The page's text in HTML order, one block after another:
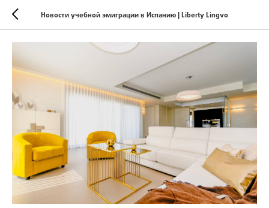
Новости учебной эмиграции в Испанию | Liberty Lingvo